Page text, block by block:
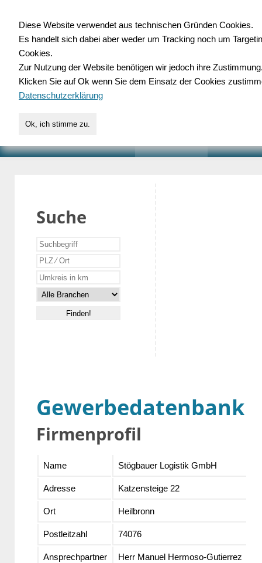
für Handwerk,
Suche
Gewerbedatenbank
Firmenprofil
Name Stögbauer Logistik GmbH
Adresse Katzensteige 22
Ort Heilbronn
Postleitzahl 74076
Ansprechpartner Herr Manuel Hermoso-Gutierrez
Diese Website verwendet aus technischen Gründen Cookies.
Es handelt sich dabei aber weder um Tracking noch um
Cookies.
Zur Nutzung der Website benötigen wir jedoch ihre
Klicken Sie auf Ok wenn Sie dem Einsatz der Cookies
Datenschutzerklärung
Ok, ich stimme zu.